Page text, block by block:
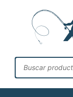
contenido
Búsqueda
de
productos